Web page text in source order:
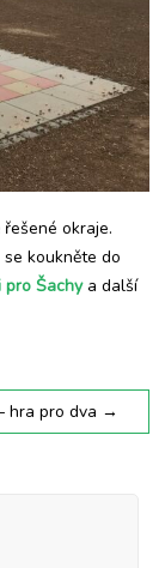
okraje.
koukněte do
pro Šachya další
hra pro dva →